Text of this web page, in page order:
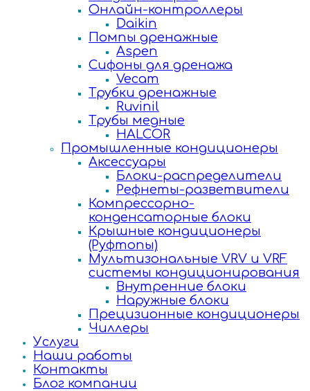
Онлайн-контроллеры
Daikin
Помпы дренажные
Aspen
Сифоны для дренажа
Vecam
Трубки дренажные
Ruvinil
Трубы медные
HALCOR
Промышленные кондиционеры
Аксессуары
Блоки-распределители
Рефнеты-разветвители
Компрессорно-
конденсаторные блоки
Крышные кондиционеры
(Руфтопы)
Мультизональные VRV и VRF
системы кондиционирования
Внутренние блоки
Наружные блоки
Прецизионные кондиционеры
Чиллеры
Услуги
Наши работы
Контакты
Блог компании